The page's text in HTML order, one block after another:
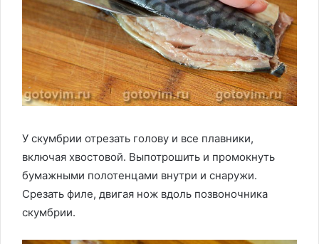
У скумбрии отрезать голову и все плавники,
включая хвостовой. Выпотрошить и промокнуть
бумажными полотенцами внутри и снаружи.
Срезать филе, двигая нож вдоль позвоночника
скумбрии.